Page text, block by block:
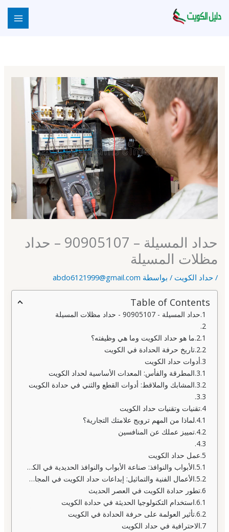
إلى
حداد المسيلة – 90905107 – حداد
مظلات المسيلة
/حداد الكويت / بواسطة abdo6121999@gmail.com
Table of Contents
حداد المسيلة - 90905107 - حداد مظلات المسيلة
ما هو حداد الكويت وما هي وظيفته؟
تاريخ حرفة الحدادة في الكويت
أدوات حداد الكويت
المطرقة والفأس: المعدات الأساسية لحداد الكويت
المشابك والملاقط: أدوات القطع والثني في حدادة الكويت
تقنيات وتقنيات حداد الكويت
لماذا من المهم ترويج علامتك التجارية؟
تمييز عملك عن المنافسين
عمل حداد الكويت
الأبواب والنوافذ: صناعة الأبواب والنوافذ الحديدية في الكويت
الأعمال الفنية والتماثيل: إبداعات حداد الكويت في المجال الفني
تطور حدادة الكويت في العصر الحديث
استخدام التكنولوجيا الحديثة في حدادة الكويت
تأثير العولمة على حرفة الحدادة في الكويت
الاحترافية في حداد الكويت